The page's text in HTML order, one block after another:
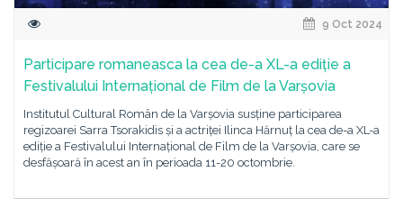
9 Oct 2024
Participare romaneasca la cea de-a XL-a ediție a
Festivalului Internațional de Film de la Varșovia
Institutul Cultural Român de la Varșovia susține participarea
regizoarei Sarra Tsorakidis și a actriței Ilinca Hărnuț la cea de-a XL-a
ediție a Festivalului Internațional de Film de la Varșovia, care se
desfășoară în acest an în perioada 11-20 octombrie.